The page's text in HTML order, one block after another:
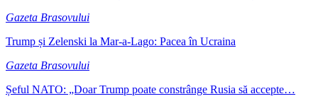
Gazeta Brasovului
Trump și Zelenski la Mar-a-Lago: Pacea în Ucraina
Gazeta Brasovului
Șeful NATO: „Doar Trump poate constrânge Rusia să accepte…